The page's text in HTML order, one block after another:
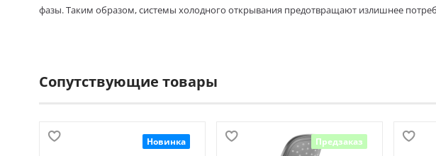
фазы. Таким образом, системы холодного открывания предотвращают излишнее
Сопутствующие товары
Новинка Предзаказ